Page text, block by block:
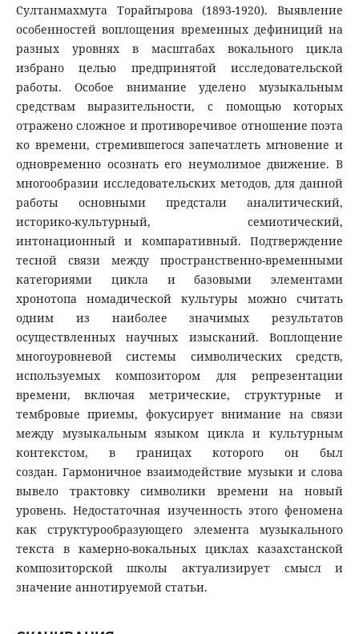
Султанмахмута Торайгырова (1893-1920). Выявление
особенностей воплощения временных дефиниций на
разных уровнях в масштабах вокального цикла
избрано целью предпринятой исследовательской
работы. Особое внимание уделено музыкальным
средствам выразительности, с помощью которых
отражено сложное и противоречивое отношение поэта
ко времени, стремившегося запечатлеть мгновение и
одновременно осознать его неумолимое движение. В
многообразии исследовательских методов, для данной
работы основными предстали аналитический,
историко-культурный, семиотический,
интонационный и компаративный. Подтверждение
тесной связи между пространственно-временными
категориями цикла и базовыми элементами
хронотопа номадической культуры можно считать
одним из наиболее значимых результатов
осуществленных научных изысканий. Воплощение
многоуровневой системы символических средств,
используемых композитором для репрезентации
времени, включая метрические, структурные и
тембровые приемы, фокусирует внимание на связи
между музыкальным языком цикла и культурным
контекстом, в границах которого он был
создан. Гармоничное взаимодействие музыки и слова
вывело трактовку символики времени на новый
уровень. Недостаточная изученность этого феномена
как структурообразующего элемента музыкального
текста в камерно-вокальных циклах казахстанской
композиторской школы актуализирует смысл и
значение аннотируемой статьи.